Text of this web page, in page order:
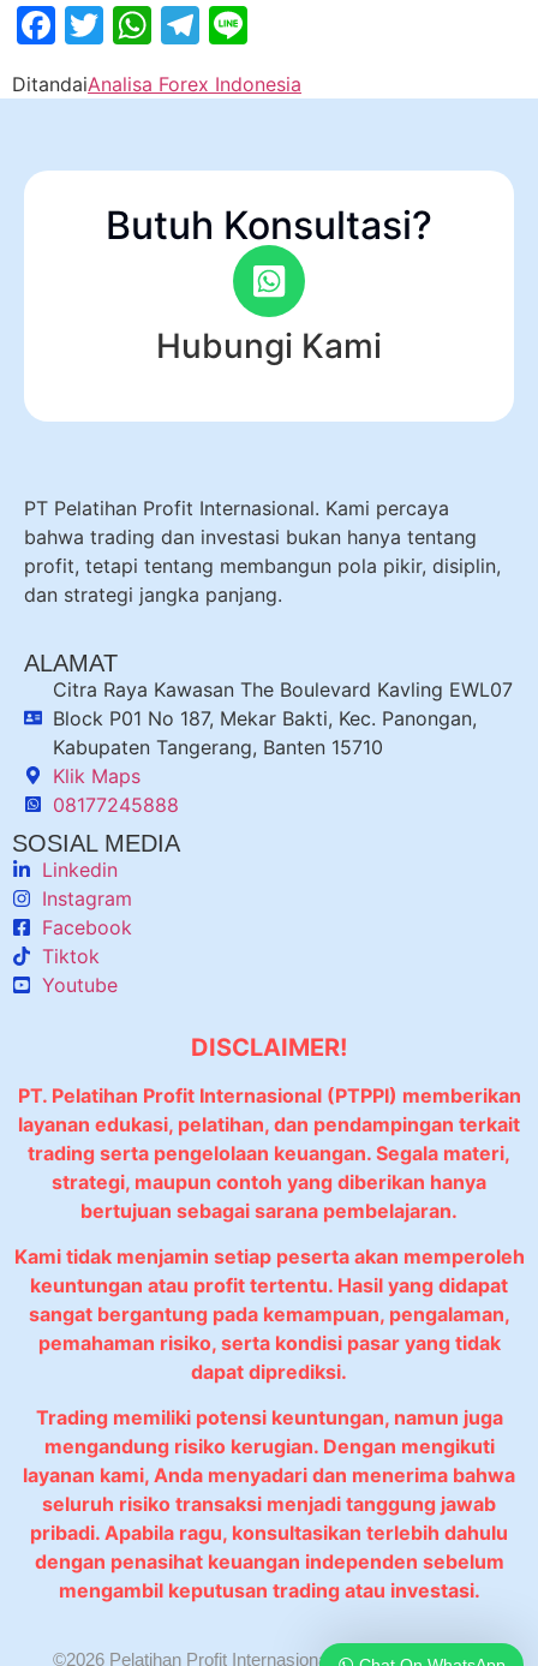
Facebook
Twitter
WhatsApp
Telegram
DitandaiAnalisa Forex Indonesia
Butuh Konsultasi?
Hubungi Kami
PT Pelatihan Profit Internasional. Kami percaya
bahwa trading dan investasi bukan hanya tentang
profit, tetapi tentang membangun pola pikir, disiplin,
dan strategi jangka panjang.
ALAMAT
Citra Raya Kawasan The Boulevard Kavling EWL07
Block P01 No 187, Mekar Bakti, Kec. Panongan,
Kabupaten Tangerang, Banten 15710
Klik Maps
08177245888
SOSIAL MEDIA
Linkedin
Instagram
Facebook
Tiktok
Youtube
DISCLAIMER!
PT. Pelatihan Profit Internasional (PTPPI) memberikan
layanan edukasi, pelatihan, dan pendampingan terkait
trading serta pengelolaan keuangan. Segala materi,
strategi, maupun contoh yang diberikan hanya
bertujuan sebagai sarana pembelajaran.
Kami tidak menjamin setiap peserta akan memperoleh
keuntungan atau profit tertentu. Hasil yang didapat
sangat bergantung pada kemampuan, pengalaman,
pemahaman risiko, serta kondisi pasar yang tidak
dapat diprediksi.
Trading memiliki potensi keuntungan, namun juga
mengandung risiko kerugian. Dengan mengikuti
layanan kami, Anda menyadari dan menerima bahwa
seluruh risiko transaksi menjadi tanggung jawab
pribadi. Apabila ragu, konsultasikan terlebih dahulu
dengan penasihat keuangan independen sebelum
mengambil keputusan trading atau investasi.
©2026 Pelatihan Profit Internasional. All rights reserved.